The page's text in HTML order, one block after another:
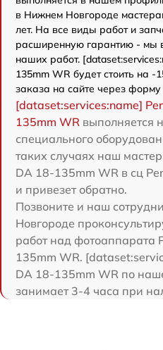
в Нижнем Новгороде
лет. На все виды работ и
расширенную гарантию - мы
наших работ.
135mm WR будет стоить на
заказа на сайте через
[dataset:services:name]
135mm WR выполняется
специального
таких случаях наш
DA 18-135mm WR в сц
и привезет обратно.
Позвоните и наш
Новгороде
работ над фотоаппарата
135mm WR.
DA 18-135mm WR по
занимает 3-4 часа при